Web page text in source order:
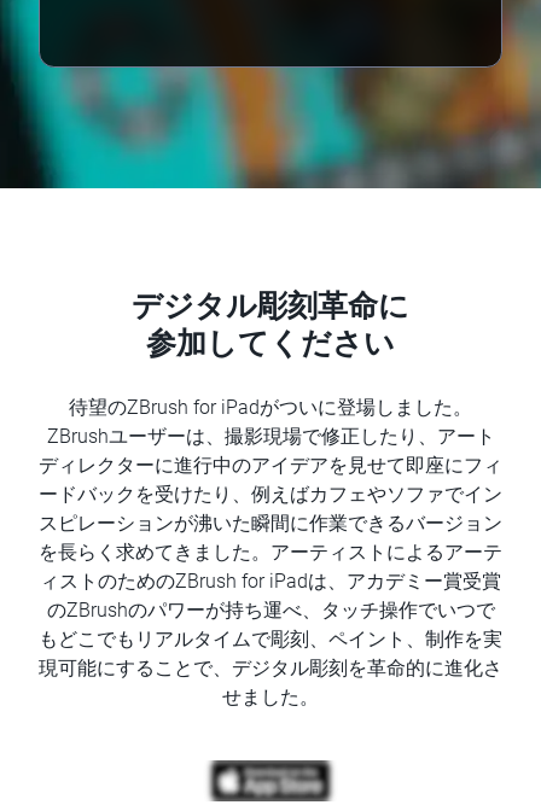
デジタル彫刻革命に
参加してください
待望のZBrush for iPadがついに登場しました。
ZBrushユーザーは、撮影現場で修正したり、アート
ディレクターに進行中のアイデアを見せて即座にフィ
ードバックを受けたり、例えばカフェやソファでイン
スピレーションが沸いた瞬間に作業できるバージョン
を長らく求めてきました。アーティストによるアーテ
ィストのためのZBrush for iPadは、アカデミー賞受賞
のZBrushのパワーが持ち運べ、タッチ操作でいつで
もどこでもリアルタイムで彫刻、ペイント、制作を実
現可能にすることで、デジタル彫刻を革命的に進化さ
せました。